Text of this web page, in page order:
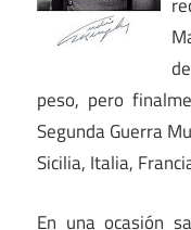
peso, pero
Segunda Guerra
Sicilia, Italia,
En una ocasión